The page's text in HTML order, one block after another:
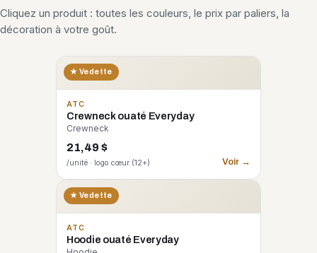
Cliquez un produit : toutes les couleurs, le prix par paliers, la
décoration à votre goût.
★ Vedette
ATC
Crewneck ouaté Everyday
Crewneck
21,49 $
/unité · logo cœur (12+) Voir →
★ Vedette
ATC
Hoodie ouaté Everyday